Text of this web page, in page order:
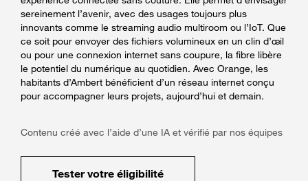
sereinement l’avenir, avec des usages toujours plus
innovants comme le streaming audio multiroom ou l’IoT. Que
ce soit pour envoyer des fichiers volumineux en un clin d’œil
ou pour une connexion internet sans coupure, la fibre libère
le potentiel du numérique au quotidien. Avec Orange, les
habitants d’Ambert bénéficient d’un réseau internet conçu
pour accompagner leurs projets, aujourd’hui et demain.
Contenu créé avec l’aide d’une IA et vérifié par nos équipes
Tester votre éligibilité